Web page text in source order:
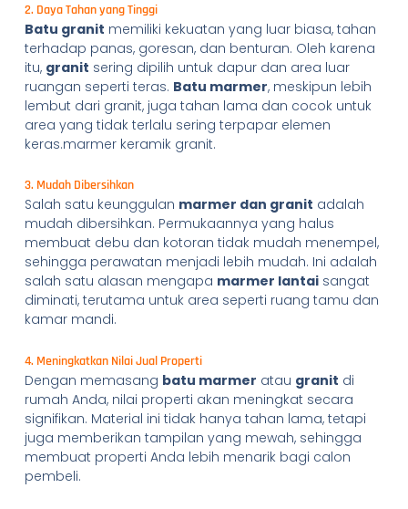
2. Daya Tahan yang Tinggi
Batu granit memiliki kekuatan yang luar biasa, tahan
terhadap panas, goresan, dan benturan. Oleh karena
itu, granit sering dipilih untuk dapur dan area luar
ruangan seperti teras. Batu marmer, meskipun lebih
lembut dari granit, juga tahan lama dan cocok untuk
area yang tidak terlalu sering terpapar elemen
keras.marmer keramik granit.
3. Mudah Dibersihkan
Salah satu keunggulan marmer dan granit adalah
mudah dibersihkan. Permukaannya yang halus
membuat debu dan kotoran tidak mudah menempel,
sehingga perawatan menjadi lebih mudah. Ini adalah
salah satu alasan mengapa marmer lantaisangat
diminati, terutama untuk area seperti ruang tamu dan
kamar mandi.
4. Meningkatkan Nilai Jual Properti
Dengan memasang batu marmer atau granit di
rumah Anda, nilai properti akan meningkat secara
signifikan. Material ini tidak hanya tahan lama, tetapi
juga memberikan tampilan yang mewah, sehingga
membuat properti Anda lebih menarik bagi calon
pembeli.